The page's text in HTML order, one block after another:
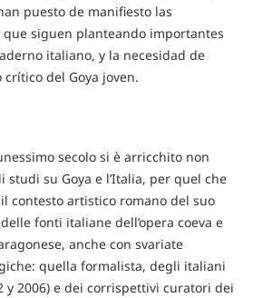
puesto de manifiesto las
siguen planteando importantes
italiano, y la necesidad de
del Goya joven.
secolo si è arricchito non
studi su Goya e l’Italia, per quel che
contesto artistico romano del suo
fonti italiane dell’opera coeva e
anche con svariate
quella formalista, degli italiani
y 2006) e dei corrispettivi curatori dei